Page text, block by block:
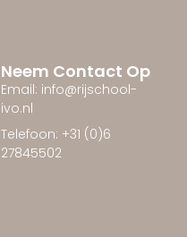
Neem Contact Op
Email: info@rijschool-
ivo.nl
Telefoon: +31 (0)6
27845502